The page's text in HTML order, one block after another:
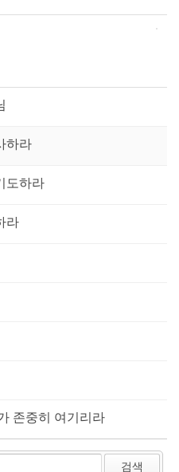
하라
도하라
라
존중히 여기리라
검색